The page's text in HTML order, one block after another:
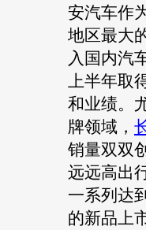
安汽车作
地区最大
入国内汽
上半年取
和业绩。
牌领域，
销量双双
远远高出
一系列达
的新品上